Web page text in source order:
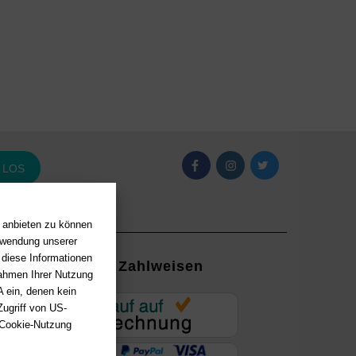
zu können
unserer
Informationen
Ihrer Nutzung
ein, denen kein
von US-
Nutzung
LOS
mit
Zahlweisen